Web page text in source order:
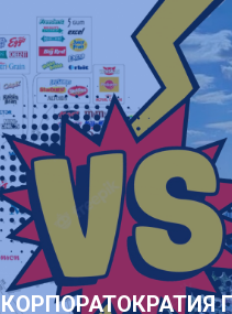
КОРПОРАТОКРАТИЯ